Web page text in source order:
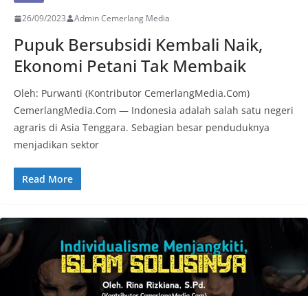
26/09/2023 Admin Cemerlang Media
Pupuk Bersubsidi Kembali Naik,
Ekonomi Petani Tak Membaik
Oleh: Purwanti (Kontributor CemerlangMedia.Com)
CemerlangMedia.Com — Indonesia adalah salah satu negeri
agraris di Asia Tenggara. Sebagian besar penduduknya
menjadikan sektor
Read More